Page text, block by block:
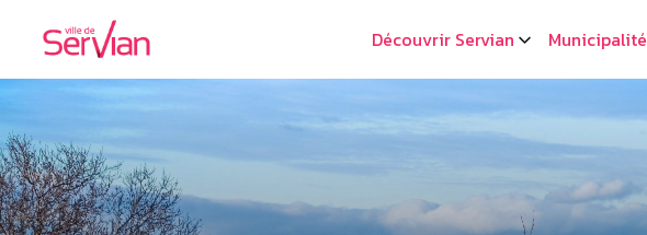
Découvrir Servian Municipalité